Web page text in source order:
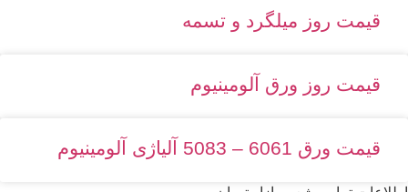
قیمت روز میلگرد و تسمه
قیمت روز ورق آلومینیوم
قیمت ورق 6061 – 5083 آلیاژی آلومینیوم